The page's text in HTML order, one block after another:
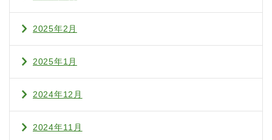
2025年2月
2025年1月
2024年12月
2024年11月